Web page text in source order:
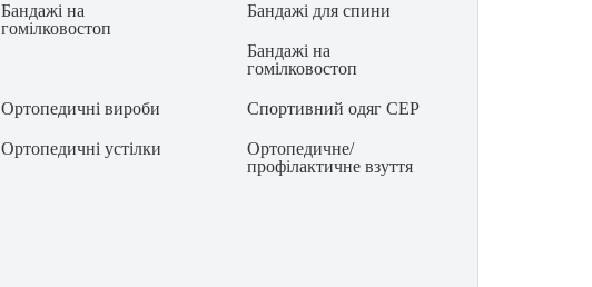
Бандажі на
гомілковостоп
Бандажі для спини
Бандажі на
гомілковостоп
Ортопедичні вироби Спортивний одяг CEP
Ортопедичні устілки
Ортопедичне/
профілактичне взуття